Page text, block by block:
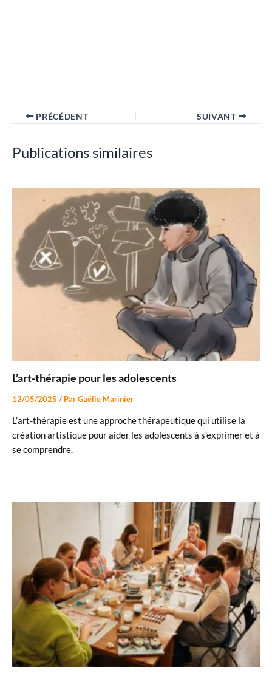
PRÉCÉDENT SUIVANT
Publications similaires
L’art-thérapie pour les adolescents
12/05/2025 / ParGaëlle Marinier
L’art-thérapie est une approche thérapeutique qui utilise la
création artistique pour aider les adolescents à s’exprimer et à
se comprendre.